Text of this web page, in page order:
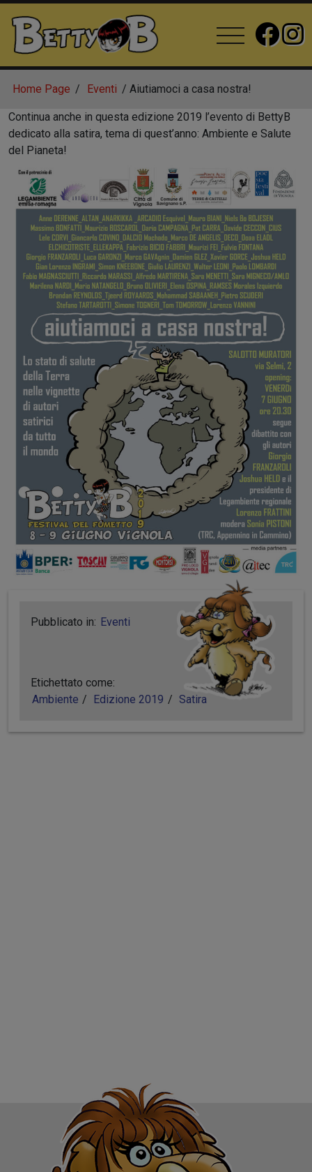
Home Page Eventi Aiutiamoci a casa nostra!
Continua anche in questa edizione 2019 l’evento di BettyB
dedicato alla satira, tema di quest’anno: Ambiente e Salute
del Pianeta!
Pubblicato in: Eventi
Etichettato come:
Ambiente
Edizione 2019 Satira